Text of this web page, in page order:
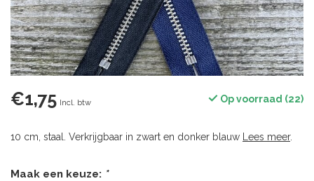
€1,75 Incl. btw Op voorraad (22)
10 cm, staal. Verkrijgbaar in zwart en donker blauw Lees meer.
Maak een keuze: *